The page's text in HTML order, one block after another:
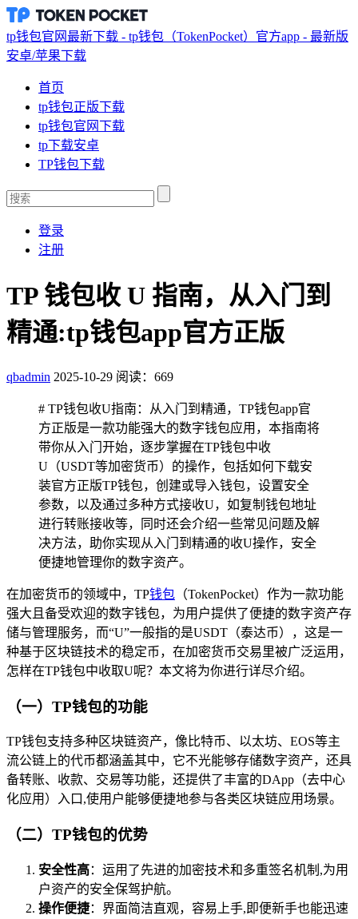
tp钱包官网最新下载 - tp钱包（TokenPocket）官方app - 最新版
安卓/苹果下载
首页
tp钱包正版下载
tp钱包官网下载
tp下载安卓
TP钱包下载
登录
注册
TP 钱包收 U 指南，从入门到
精通:tp钱包app官方正版
qbadmin 2025-10-29 阅读：669
# TP钱包收U指南：从入门到精通，TP钱包app官
方正版是一款功能强大的数字钱包应用，本指南将
带你从入门开始，逐步掌握在TP钱包中收
U（USDT等加密货币）的操作，包括如何下载安
装官方正版TP钱包，创建或导入钱包，设置安全
参数，以及通过多种方式接收U，如复制钱包地址
进行转账接收等，同时还会介绍一些常见问题及解
决方法，助你实现从入门到精通的收U操作，安全
便捷地管理你的数字资产。
在加密货币的领域中，TP钱包 （TokenPocket）作为一款功能
强大且备受欢迎的数字钱包，为用户提供了便捷的数字资产存
储与管理服务，而“U”一般指的是USDT（泰达币），这是一
种基于区块链技术的稳定币，在加密货币交易里被广泛运用，
怎样在TP钱包中收取U呢？本文将为你进行详尽介绍。
（一）TP钱包的功能
TP钱包支持多种区块链资产，像比特币、以太坊、EOS等主
流公链上的代币都涵盖其中，它不光能够存储数字资产，还具
备转账、收款、交易等功能，还提供了丰富的DApp（去中心
化应用）入口,使用户能够便捷地参与各类区块链应用场景。
（二）TP钱包的优势
安全性高：运用了先进的加密技术和多重签名机制,为用
户资产的安全保驾护航。
操作便捷：界面简洁直观，容易上手,即便新手也能迅速